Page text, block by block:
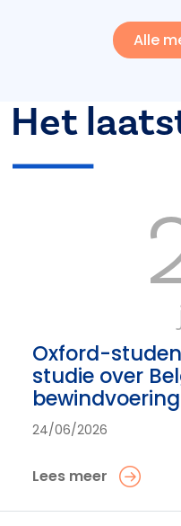
Alle
Het
Oxford-
studie over
bewindvoering
24/06/2026
Lees meer